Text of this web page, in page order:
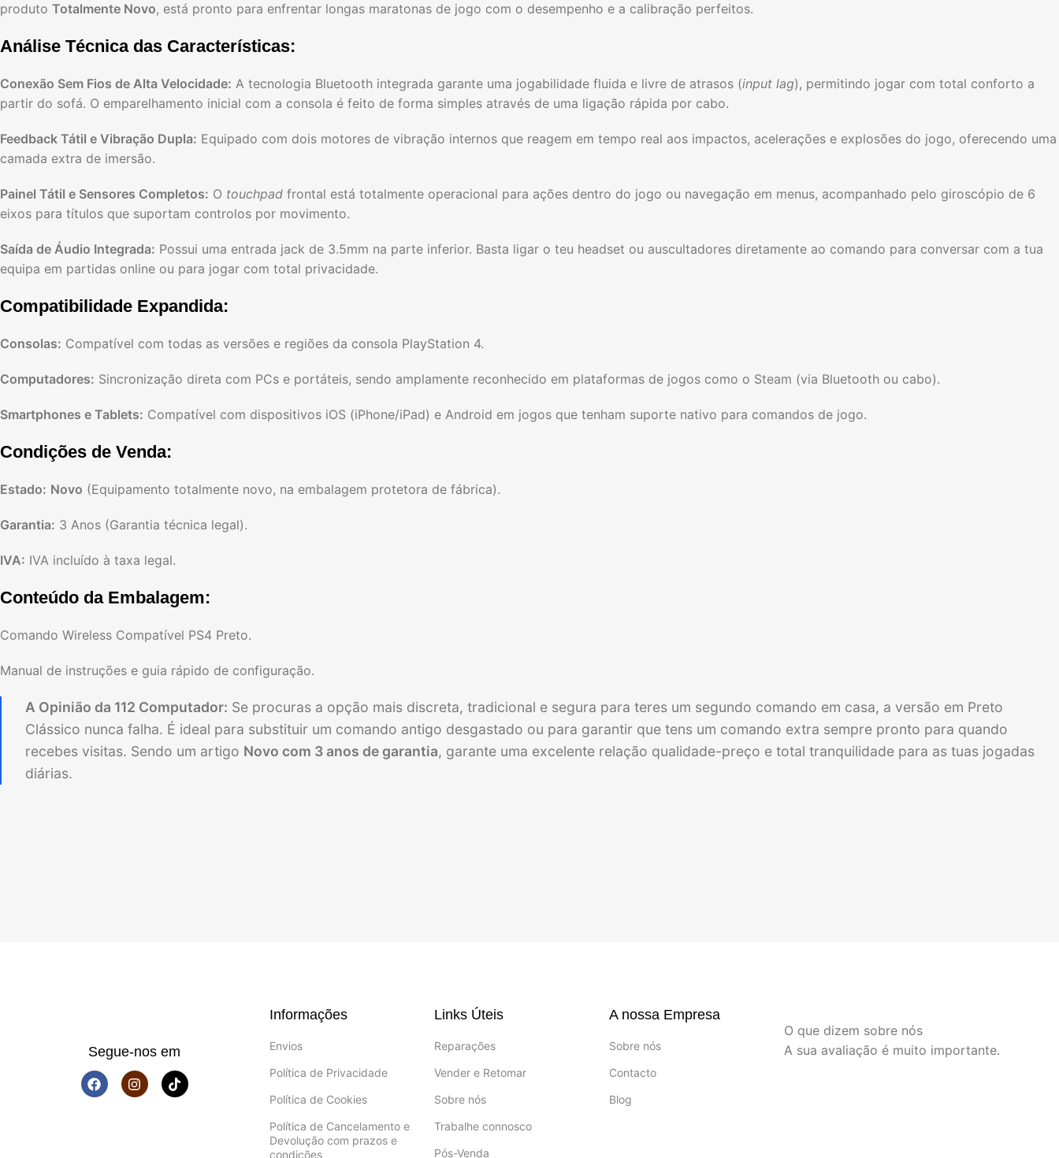
produto Totalmente Novo, está pronto para enfrentar longas maratonas de jogo com o desempenho e a calibração perfeitos.
Análise Técnica das Características:
Conexão Sem Fios de Alta Velocidade: A tecnologia Bluetooth integrada garante uma jogabilidade fluida e livre de atrasos (input lag), permitindo jogar com total conforto a
partir do sofá. O emparelhamento inicial com a consola é feito de forma simples através de uma ligação rápida por cabo.
Feedback Tátil e Vibração Dupla: Equipado com dois motores de vibração internos que reagem em tempo real aos impactos, acelerações e explosões do jogo, oferecendo uma
camada extra de imersão.
Painel Tátil e Sensores Completos: O touchpad frontal está totalmente operacional para ações dentro do jogo ou navegação em menus, acompanhado pelo giroscópio de 6
eixos para títulos que suportam controlos por movimento.
Saída de Áudio Integrada: Possui uma entrada jack de 3.5mm na parte inferior. Basta ligar o teu headset ou auscultadores diretamente ao comando para conversar com a tua
equipa em partidas online ou para jogar com total privacidade.
Compatibilidade Expandida:
Consolas: Compatível com todas as versões e regiões da consola PlayStation 4.
Computadores: Sincronização direta com PCs e portáteis, sendo amplamente reconhecido em plataformas de jogos como o Steam (via Bluetooth ou cabo).
Smartphones e Tablets: Compatível com dispositivos iOS (iPhone/iPad) e Android em jogos que tenham suporte nativo para comandos de jogo.
Condições de Venda:
Estado: Novo (Equipamento totalmente novo, na embalagem protetora de fábrica).
Garantia: 3 Anos (Garantia técnica legal).
IVA: IVA incluído à taxa legal.
Conteúdo da Embalagem:
Comando Wireless Compatível PS4 Preto.
Manual de instruções e guia rápido de configuração.
A Opinião da 112 Computador: Se procuras a opção mais discreta, tradicional e segura para teres um segundo comando em casa, a versão em Preto
Clássico nunca falha. É ideal para substituir um comando antigo desgastado ou para garantir que tens um comando extra sempre pronto para quando
recebes visitas. Sendo um artigo Novo com 3 anos de garantia, garante uma excelente relação qualidade-preço e total tranquilidade para as tuas jogadas
diárias.
Segue-nos em
Informações
Envios
Política de Privacidade
Política de Cookies
Política de Cancelamento e
Devolução com prazos e
condições
Links Úteis
Reparações
Vender e Retomar
Sobre nós
Trabalhe connosco
Pós-Venda
A nossa Empresa
Sobre nós
Contacto
Blog
O que dizem sobre nós
A sua avaliação é muito importante.